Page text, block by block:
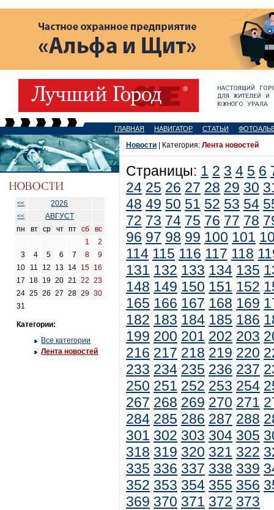
ГЛАВНАЯ НАВИГАТОР СТАТЬИ
<< 2026
<<
АВГУСТ
пн
вт ср чт пт сб
вс
1
2
3
4 5 6 7 8
9
10
11 12 13 14 15 16
17
18 19 20 21 22
23
24 25 26 27 28 29 30
31
Категории:
Все категории
Лента новостей
Новости | Категория: Лента новостей
Страницы: 1 2 3 4 5 6
24 25 26 27 28 29 30
48 49 50 51 52 53 54
72 73 74 75 76 77 78
96 97 98 99 100 101
114 115 116 117 118
131 132 133 134 135
148 149 150 151 152
165 166 167 168 169
182 183 184 185 186
199 200 201 202 203
216 217 218 219 220
233 234 235 236 237
250 251 252 253 254
267 268 269 270 271
284 285 286 287 288
301 302 303 304 305
318 319 320 321 322
335 336 337 338 339
352 353 354 355 356
369 370 371 372 373